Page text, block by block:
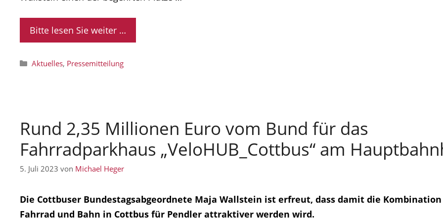
Bitte lesen Sie weiter …
Kategorien
Aktuelles, Pressemitteilung
Rund 2,35 Millionen Euro vom Bund für das
Fahrradparkhaus „VeloHUB_Cottbus“ am
5. Juli 2023 von Michael Heger
Die Cottbuser Bundestagsabgeordnete Maja Wallstein ist erfreut, dass damit die Kombination
Fahrrad und Bahn in Cottbus für Pendler attraktiver werden wird.